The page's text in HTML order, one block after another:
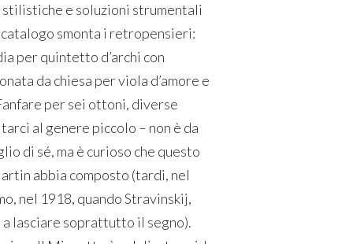
e soluzioni strumentali
smonta i retropensieri:
per quintetto d’archi con
da chiesa per viola d’amore e
per sei ottoni, diverse
al genere piccolo – non è da
di sé, ma è curioso che questo
abbia composto (tardi, nel
nel 1918, quando Stravinskij,
lasciare soprattutto il segno).